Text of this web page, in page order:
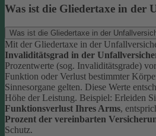
Was ist die Gliedertaxe in der
Was ist die Gliedertaxe in der
Mit der Gliedertaxe in der
Invaliditätsgrad in der
Prozentwerte (sog. Invaliditätsgrade)
Funktion oder Verlust bestimmter
Sinnesorgane gelten. Diese Werte
Höhe der Leistung. Beispiel: Erleiden
Funktionsverlust Ihres Arms,
Prozent der vereinbarten
Schutz.